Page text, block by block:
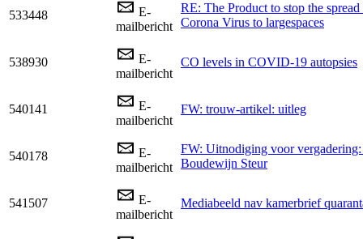
533448
E-
mailbericht
RE: The Product to stop the
Corona Virus to largespaces
538930
E-
mailbericht
CO levels in COVID-19 autopsies
540141
E-
mailbericht
FW: trouw-artikel: uitleg
540178
E-
mailbericht
FW: Uitnodiging voor
Boudewijn Steur
541507
E-
mailbericht
Mediabeeld nav kamerbrief